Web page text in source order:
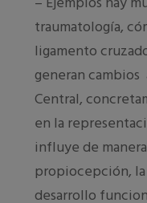
traumatología,
ligamento
generan
Central,
en la
influye de
propiocepción,
desarrollo